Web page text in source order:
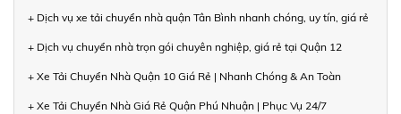
+ Dịch vụ xe tải chuyển nhà quận Tân Bình nhanh chóng, uy tín, giá rẻ
+ Dịch vụ chuyển nhà trọn gói chuyên nghiệp, giá rẻ tại Quận 12
+ Xe Tải Chuyển Nhà Quận 10 Giá Rẻ | Nhanh Chóng & An Toàn
+ Xe Tải Chuyển Nhà Giá Rẻ Quận Phú Nhuận | Phục Vụ 24/7